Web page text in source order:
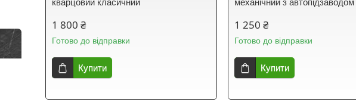
кварцовий класичний
1 800 ₴
Готово до відправки
Купити
механічний з автопідзаводом
1 250 ₴
Готово до відправки
Купити